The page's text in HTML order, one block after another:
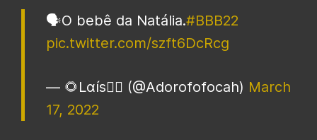
🗣️O bebê da Natália.#BBB22
pic.twitter.com/szft6DcRcg
— 🌻Lαís❤️‍🔥 (@Adorofofocah) March
17, 2022